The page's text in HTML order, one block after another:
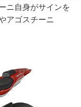
ニ自身がサインを
アゴスチーニ